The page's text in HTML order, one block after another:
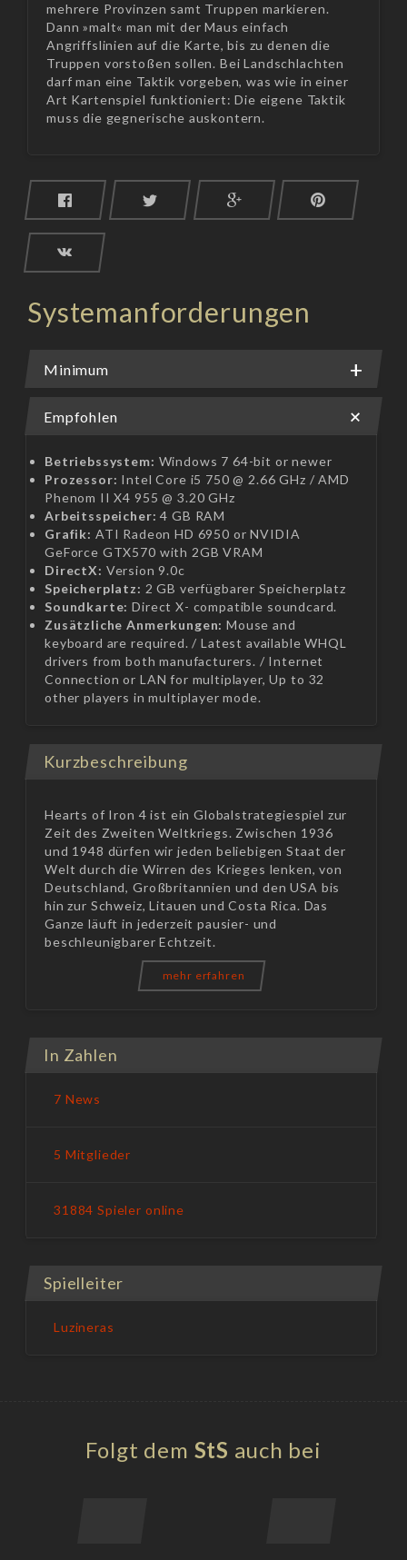
mehrere Provinzen samt Truppen markieren.
Dann »malt« man mit der Maus einfach
Angriffslinien auf die Karte, bis zu denen die
Truppen vorstoßen sollen. Bei Landschlachten
darf man eine Taktik vorgeben, was wie in einer
Art Kartenspiel funktioniert: Die eigene Taktik
muss die gegnerische auskontern.
Systemanforderungen
Minimum
Empfohlen
Betriebssystem: Windows 7 64-bit or newer
Prozessor: Intel Core i5 750 @ 2.66 GHz / AMD
Phenom II X4 955 @ 3.20 GHz
Arbeitsspeicher: 4 GB RAM
Grafik: ATI Radeon HD 6950 or NVIDIA
GeForce GTX570 with 2GB VRAM
DirectX: Version 9.0c
Speicherplatz: 2 GB verfügbarer Speicherplatz
Soundkarte: Direct X- compatible soundcard.
Zusätzliche Anmerkungen: Mouse and
keyboard are required. / Latest available WHQL
drivers from both manufacturers. / Internet
Connection or LAN for multiplayer, Up to 32
other players in multiplayer mode.
Kurzbeschreibung
Hearts of Iron 4 ist ein Globalstrategiespiel zur
Zeit des Zweiten Weltkriegs. Zwischen 1936
und 1948 dürfen wir jeden beliebigen Staat der
Welt durch die Wirren des Krieges lenken, von
Deutschland, Großbritannien und den USA bis
hin zur Schweiz, Litauen und Costa Rica. Das
Ganze läuft in jederzeit pausier- und
beschleunigbarer Echtzeit.
mehr erfahren
In Zahlen
7 News
5 Mitglieder
31884 Spieler online
Spielleiter
Luzineras
Folgt dem StS auch bei